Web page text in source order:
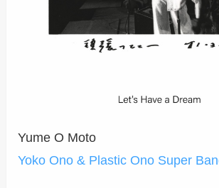
Yume O Moto
Yoko Ono & Plastic Ono Super